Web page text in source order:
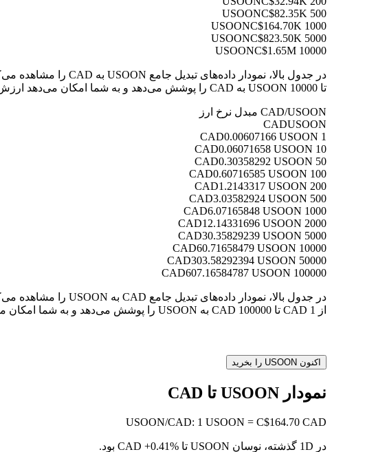
500 USOON
C$82.35K
1000 USOON
C$164.70K
5000 USOON
C$823.50K
10000 USOON
C$1.65M
تا 10000 USOON به CAD را پوشش می‌دهد و به شما امکان می‌دهد ارزش هر تبدیل را به وضوح درک کنید.
CAD/USOON مبدل نرخ ارز
CADUSOON
1 CAD
0.00607166 USOON
10 CAD
0.06071658 USOON
50 CAD
0.30358292 USOON
100 CAD
0.60716585 USOON
200 CAD
1.2143317 USOON
500 CAD
3.03582924 USOON
1000 CAD
6.07165848 USOON
2000 CAD
12.14331696 USOON
5000 CAD
30.35829239 USOON
10000 CAD
60.71658479 USOON
50000 CAD
303.58292394 USOON
100000 CAD
607.16584787 USOON
از 1 CAD تا 100000 CAD به USOON را پوشش می‌دهد و به شما امکان می‌دهد ارزش هر تبدیل را به وضوح درک کنید.
اکنون USOON را بخرید
نمودار USOON تا CAD
USOON/CAD: 1 USOON = C$164.70 CAD
در 1D گذشته، نوسان USOON تا CAD +0.41%
بود.